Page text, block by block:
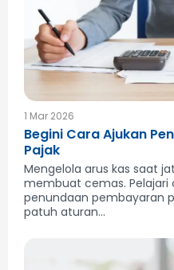
1 Mar 2026
Begini Cara Ajukan
Pajak
Mengelola arus kas saat
membuat cemas. Pelajari
penundaan pembayaran
patuh aturan...